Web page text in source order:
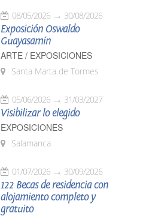
08/05/2026 30/08/2026
Exposición Oswaldo
Guayasamín
ARTE / EXPOSICIONES
Santa Marta de Tormes
05/06/2026 31/03/2027
Visibilizar lo elegido
EXPOSICIONES
Salamanca
01/07/2026 30/09/2026
122 Becas de residencia con
alojamiento completo y
gratuito